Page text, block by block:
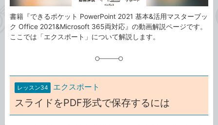
書籍『できるポケット PowerPoint 2021 基本&活用マスターブッ
ク Office 2021&Microsoft 365両対応』の動画解説ページです。
ここでは「エクスポート」について解説します。
レッスン34 エクスポート
スライドをPDF形式で保存するには